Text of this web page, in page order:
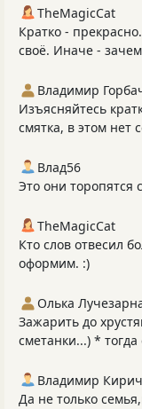
TheMagicCat
Кратко -
своё. Иначе -
Владимир
Изъясняйтесь
смятка, в этом нет
Влад56
Это они
TheMagicCat
Кто слов отвесил
оформим. :)
Олька
Зажарить до
сметанки...) * тогда
Владимир
Да не только